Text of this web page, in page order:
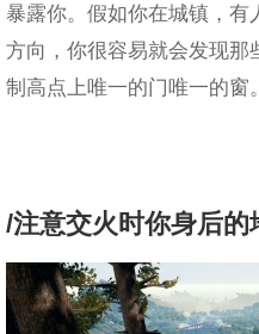
暴露你。假如你在城镇，
方向，你很容易就会发现那
制高点上唯一的门唯一的窗。
/注意交火时你身后的